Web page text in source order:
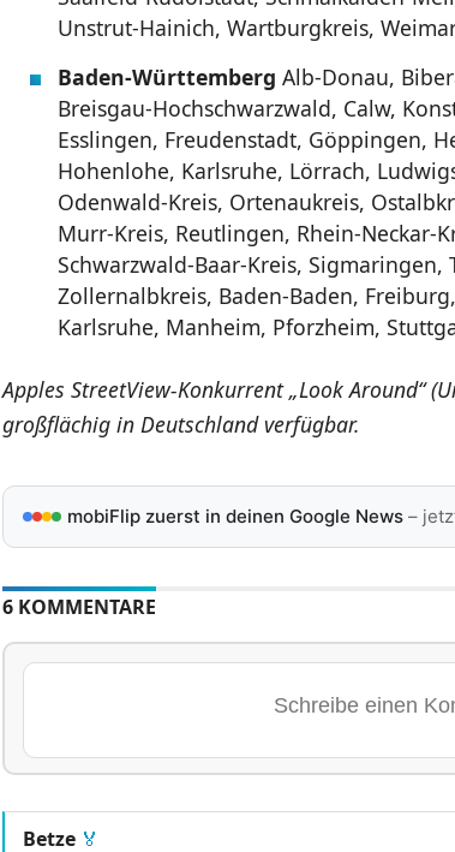
Unstrut-Hainich, Wartburgkreis,
Baden-Württemberg Alb-Donau,
Breisgau-Hochschwarzwald, Calw,
Esslingen, Freudenstadt, Göppingen,
Hohenlohe, Karlsruhe, Lörrach,
Odenwald-Kreis, Ortenaukreis,
Murr-Kreis, Reutlingen, Rhein-Neckar-
Schwarzwald-Baar-Kreis,
Zollernalbkreis, Baden-Baden,
Karlsruhe, Manheim, Pforzheim,
Apples StreetView-Konkurrent „Look Around“
großflächig in Deutschland verfügbar.
mobiFlip zuerst in deinen Google News–
6 KOMMENTARE
Betze 🏅